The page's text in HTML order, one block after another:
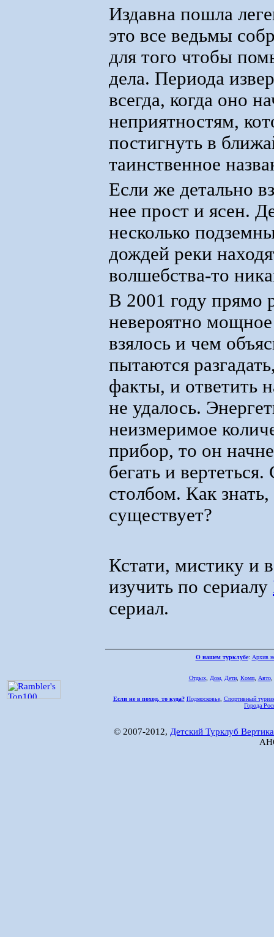
Издавна пошла
это все ведьмы
для того чтобы
дела. Периода
всегда, когда оно
неприятностям,
постигнуть в
таинственное
Если же детально
нее прост и ясен.
несколько
дождей реки
волшебства-то
В 2001 году прямо
невероятно
взялось и чем
пытаются
факты, и ответить
не удалось.
неизмеримое
прибор, то он
бегать и
столбом. Как
существует?
Кстати, мистику и
изучить по сериалу
сериал.
О нашем турклубе: Архив
Отдых, Дом, Дети, Комп, Авто,
Если не в поход, то куда? Подмосковье, Спортивный
Города
© 2007-2012, Детский Турклуб